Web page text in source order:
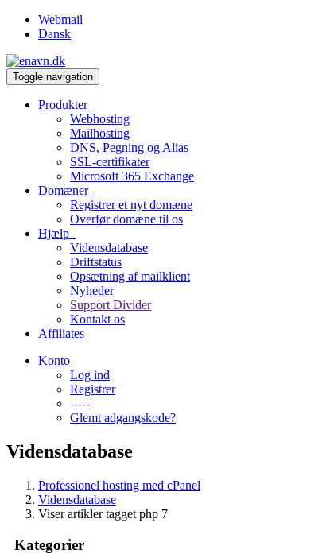
Webmail
Dansk
Toggle navigation
Produkter
Webhosting
Mailhosting
DNS, Pegning og Alias
SSL-certifikater
Microsoft 365 Exchange
Domæner
Registrer et nyt domæne
Overfør domæne til os
Hjælp
Vidensdatabase
Driftstatus
Opsætning af mailklient
Nyheder
Support Divider
Kontakt os
Affiliates
Konto
Log ind
Registrer
-----
Glemt adgangskode?
Vidensdatabase
Professionel hosting med cPanel
Vidensdatabase
Viser artikler tagget php 7
Kategorier